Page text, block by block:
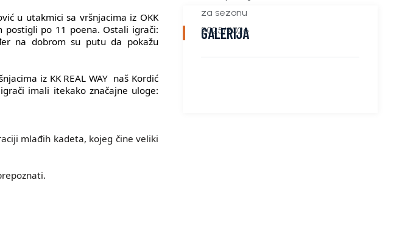
u utakmici sa vršnjacima iz OKK
postigli po 11 poena. Ostali igrači:
na dobrom su putu da pokažu
iz KK REAL WAY naš Kordić
imali itekako značajne uloge:
mlađih kadeta, kojeg čine veliki
GALERIJA